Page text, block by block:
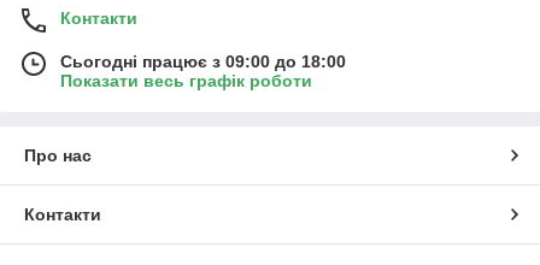
Контакти
Сьогодні працює з 09:00 до 18:00
Показати весь графік роботи
Про нас
Контакти